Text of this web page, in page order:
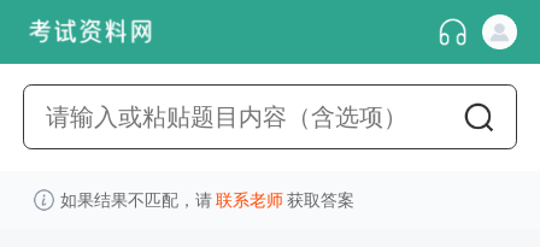
如果结果不匹配，请 联系老师 获取答案